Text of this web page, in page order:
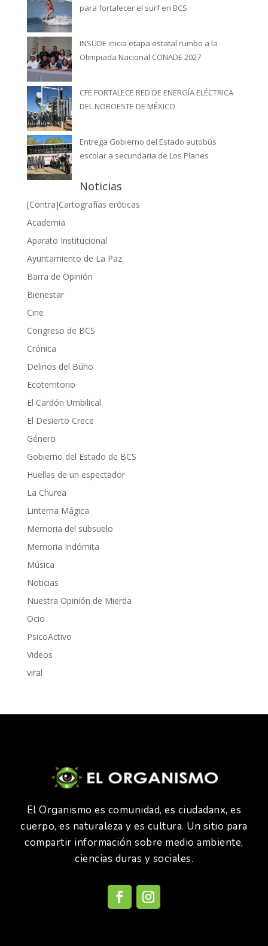
para fortalecer el surf en BCS
INSUDE inicia etapa estatal rumbo a la
Olimpiada Nacional CONADE 2027
CFE FORTALECE RED DE ENERGÍA ELÉCTRICA
DEL NOROESTE DE MÉXICO
Entrega Gobierno del Estado autobús
escolar a secundaria de Los Planes
Noticias
[Contra]Cartografías eróticas
Academia
Aparato Institucional
Ayuntamiento de La Paz
Barra de Opinión
Bienestar
Cine
Congreso de BCS
Crónica
Delirios del Búho
Ecoterritorio
El Cardón Umbilical
El Desierto Crece
Género
Gobierno del Estado de BCS
Huellas de un espectador
La Churea
Linterna Mágica
Memoria del subsuelo
Memoria Indómita
Música
Noticias
Nuestra Opinión de Mierda
Ocio
PsicoActivo
Videos
viral
El Organismo es comunidad, es ciudadanx, es
cuerpo, es naturaleza y es cultura. Un sitio para
compartir información sobre medio ambiente,
ciencias duras y sociales.